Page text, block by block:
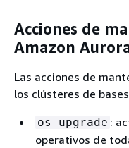
Acciones de
Amazon
Las acciones de
los clústeres de
os-upgrade :
operativos de